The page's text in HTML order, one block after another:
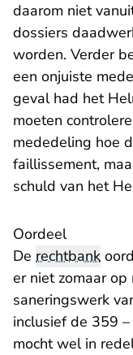
daarom niet
dossiers
worden. Verder
een onjuiste
geval had het
moeten
mededeling hoe
faillissement,
schuld van het
Oordeel
De rechtbank
er niet zomaar
saneringswerk
inclusief de 359
mocht wel in